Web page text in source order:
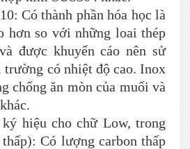
Có thành phần hóa học là
hơn so với những loai thép
được khuyến cáo nên sử
trường có nhiệt độ cao. Inox
chống ăn mòn của muối và
hiệu cho chữ Low, trong
Có lượng carbon thấp